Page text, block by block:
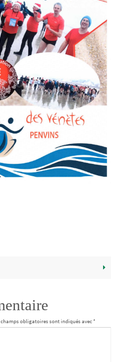
champs obligatoires sont indiqués avec*